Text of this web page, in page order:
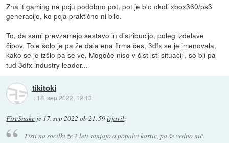
Zna it gaming na pcju podobno pot, pot je blo okoli xbox360/ps3
generacije, ko pcja praktično ni bilo.
To, da sami prevzamejo sestavo in distribucijo, poleg izdelave
čipov. Tole šolo je pa že dala ena firma čes, 3dfx se je imenovala,
kako se je izšlo pa se ve. Mogoče niso v čist isti situaciji, so bli pa
tud 3dfx industry leader...
tikitoki
:: 18. sep 2022, 12:13
FireSnake je 17. sep 2022 ob 21:59izjavil:
Tisti na socilki že 2 leti sanjajo o popalvi kartic, pa še vedno nič.